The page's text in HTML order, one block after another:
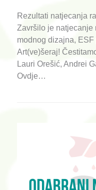
Rezultati natjecanja
Završilo je natjecanje
modnog dizajna,
Art(ve)šeraj!
Lauri Orešić, Andrei
Ovdje…